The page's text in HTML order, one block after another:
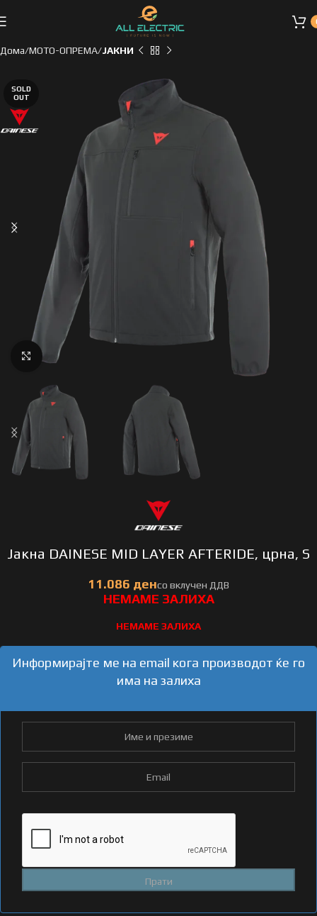
Дома МОТО-ОПРЕМА ЈАКНИ
SOLD
OUT
Click to enlarge
Јакна DAINESE MID LAYER AFTERIDE, црна, S
НЕМАМЕ ЗАЛИХА
Информирајте ме на email кога производот ќе го
има на залиха